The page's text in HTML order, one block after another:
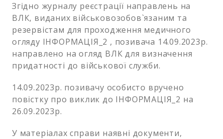
Згідно журналу реєстрації направлень на
ВЛК, виданих військовозобов`язаним та
резервістам для проходження медичного
огляду ІНФОРМАЦІЯ_2 , позивача 14.09.2023р.
направлено на огляд ВЛК для визначення
придатності до військової служби.
14.09.2023р. позивачу особисто вручено
повістку про виклик до ІНФОРМАЦІЯ_2 на
26.09.2023р.
У матеріалах справи наявні документи,